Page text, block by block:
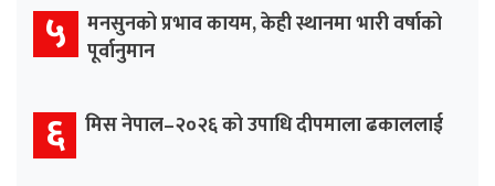
५
मनसुनको प्रभाव कायम, केही स्थानमा भारी वर्षाको
पूर्वानुमान
६ मिस नेपाल–२०२६ को उपाधि दीपमाला ढकाललाई